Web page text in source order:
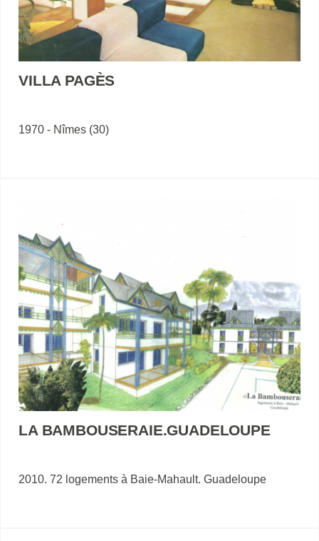
VILLA PAGÈS
1970 - Nîmes (30)
LA BAMBOUSERAIE.GUADELOUPE
2010. 72 logements à Baie-Mahault. Guadeloupe